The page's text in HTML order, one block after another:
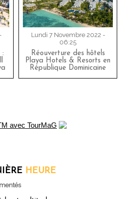
:
Lundi 7 Novembre 2022 -
06:25
Réouverture des hôtels
Playa Hotels & Resorts en
République Dominicaine
HEURE